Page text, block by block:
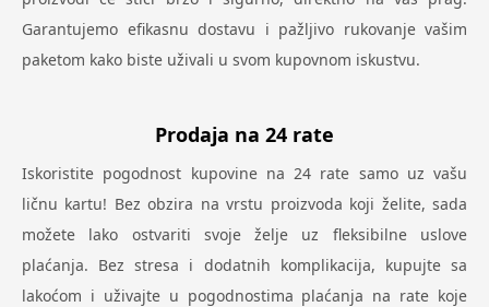
Garantujemo efikasnu dostavu i pažljivo rukovanje vašim
paketom kako biste uživali u svom kupovnom iskustvu.
Prodaja na 24 rate
Iskoristite pogodnost kupovine na 24 rate samo uz vašu
ličnu kartu! Bez obzira na vrstu proizvoda koji želite, sada
možete lako ostvariti svoje želje uz fleksibilne uslove
plaćanja. Bez stresa i dodatnih komplikacija, kupujte sa
lakoćom i uživajte u pogodnostima plaćanja na rate koje